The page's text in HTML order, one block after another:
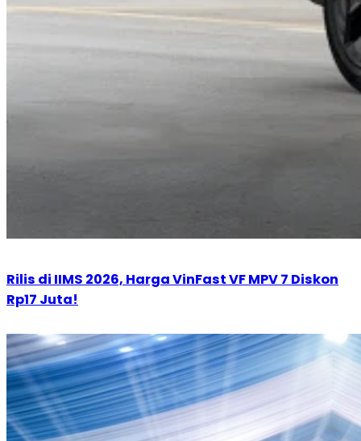
Rilis di IIMS 2026, Harga VinFast VF MPV 7 Diskon
Rp17 Juta!